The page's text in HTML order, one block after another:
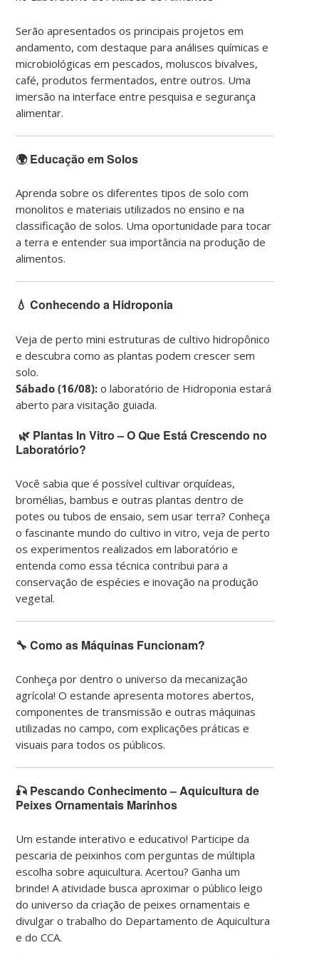
Serão apresentados os principais projetos em
andamento, com destaque para análises químicas e
microbiológicas em pescados, moluscos bivalves,
café, produtos fermentados, entre outros. Uma
imersão na interface entre pesquisa e segurança
alimentar.
🌍 Educação em Solos
Aprenda sobre os diferentes tipos de solo com
monolitos e materiais utilizados no ensino e na
classificação de solos. Uma oportunidade para tocar
a terra e entender sua importância na produção de
alimentos.
💧 Conhecendo a Hidroponia
Veja de perto mini estruturas de cultivo hidropônico
e descubra como as plantas podem crescer sem
solo.
Sábado (16/08): o laboratório de Hidroponia estará
aberto para visitação guiada.
🌿 Plantas In Vitro – O Que Está Crescendo no
Laboratório?
Você sabia que é possível cultivar orquídeas,
bromélias, bambus e outras plantas dentro de
potes ou tubos de ensaio, sem usar terra? Conheça
o fascinante mundo do cultivo in vitro, veja de perto
os experimentos realizados em laboratório e
entenda como essa técnica contribui para a
conservação de espécies e inovação na produção
vegetal.
🔧 Como as Máquinas Funcionam?
Conheça por dentro o universo da mecanização
agrícola! O estande apresenta motores abertos,
componentes de transmissão e outras máquinas
utilizadas no campo, com explicações práticas e
visuais para todos os públicos.
🎣 Pescando Conhecimento – Aquicultura de
Peixes Ornamentais Marinhos
Um estande interativo e educativo! Participe da
pescaria de peixinhos com perguntas de múltipla
escolha sobre aquicultura. Acertou? Ganha um
brinde! A atividade busca aproximar o público leigo
do universo da criação de peixes ornamentais e
divulgar o trabalho do Departamento de Aquicultura
e do CCA.